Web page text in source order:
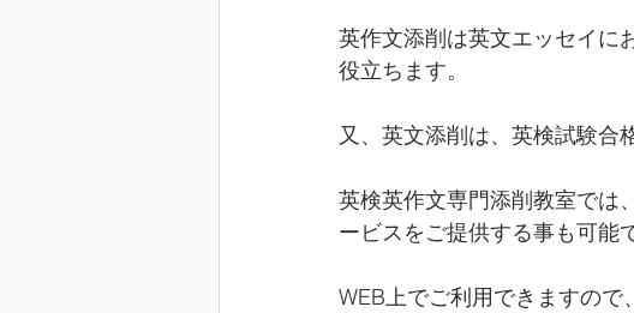
英作文添削は英文エッセイに
役立ちます。
又、英文添削は、英検試験合
英検英作文専門添削教室では
ービスをご提供する事も可能
WEB上でご利用できますの